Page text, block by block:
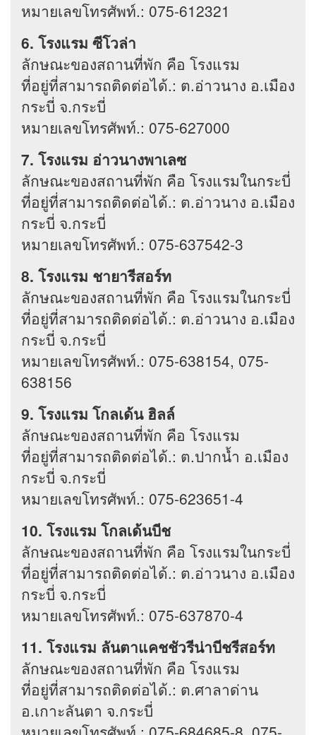
หมายเลขโทรศัพท์.: 075-612321
6. โรงแรม ซีโวล่า
ลักษณะของสถานที่พัก คือ โรงแรม
ที่อยู่ที่สามารถติดต่อได้.: ต.อ่าวนาง อ.เมือง
กระบี่ จ.กระบี่
หมายเลขโทรศัพท์.: 075-627000
7. โรงแรม อ่าวนางพาเลซ
ลักษณะของสถานที่พัก คือ โรงแรมในกระบี่
ที่อยู่ที่สามารถติดต่อได้.: ต.อ่าวนาง อ.เมือง
กระบี่ จ.กระบี่
หมายเลขโทรศัพท์.: 075-637542-3
8. โรงแรม ชายารีสอร์ท
ลักษณะของสถานที่พัก คือ โรงแรมในกระบี่
ที่อยู่ที่สามารถติดต่อได้.: ต.อ่าวนาง อ.เมือง
กระบี่ จ.กระบี่
หมายเลขโทรศัพท์.: 075-638154, 075-
638156
9. โรงแรม โกลเด้น ฮิลล์
ลักษณะของสถานที่พัก คือ โรงแรม
ที่อยู่ที่สามารถติดต่อได้.: ต.ปากน้ำ อ.เมือง
กระบี่ จ.กระบี่
หมายเลขโทรศัพท์.: 075-623651-4
10. โรงแรม โกลเด้นบีช
ลักษณะของสถานที่พัก คือ โรงแรมในกระบี่
ที่อยู่ที่สามารถติดต่อได้.: ต.อ่าวนาง อ.เมือง
กระบี่ จ.กระบี่
หมายเลขโทรศัพท์.: 075-637870-4
11. โรงแรม ลันตาแคชชัวรีน่าบีชรีสอร์ท
ลักษณะของสถานที่พัก คือ โรงแรม
ที่อยู่ที่สามารถติดต่อได้.: ต.ศาลาด่าน
อ.เกาะลันตา จ.กระบี่